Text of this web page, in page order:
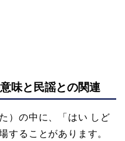
味と民謡との関連
）の中に、「はい しど
することがあります。